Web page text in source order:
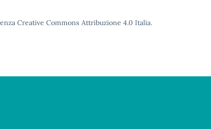
Creative Commons Attribuzione 4.0 Italia.